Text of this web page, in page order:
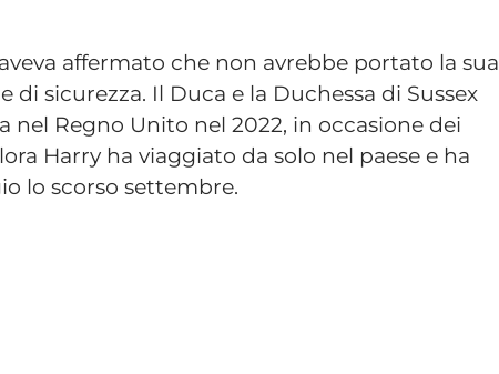
affermato che non avrebbe portato la sua
sicurezza. Il Duca e la Duchessa di Sussex
nel Regno Unito nel 2022, in occasione dei
Harry ha viaggiato da solo nel paese e ha
lo scorso settembre.